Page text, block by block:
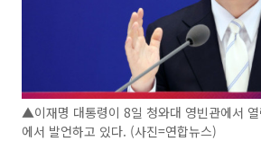
▲이재명 대통령이 8일 청와대 영빈관에서
에서 발언하고 있다. (사진=연합뉴스)